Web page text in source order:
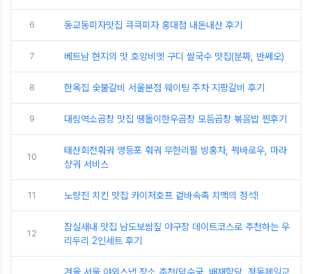
6 동교동피자맛집 큭큭피자 홍대점 내돈내산 후기
7 베트남 현지의 맛 호앙비엣 구디 쌀국수 맛집(분짜, 반쎄오)
8 한옥집 숯불갈비 서울본점 웨이팅 주차 지팡갈비 후기
9 대림역소곱창 맛집 땡돌이한우곱창 모듬곱창 볶음밥 찐후기
10
태산회전훠궈 영등포 훠궈 무한리필 빙홍차, 꿔바로우, 마라
샹궈 서비스
11 노량진 치킨 맛집 카이저호프 겉바속촉 치맥의 정석!
12
잠실새내 맛집 남도보쌈짚 야구장 데이트코스로 추천하는 우
리두리 2인세트 후기
겨울 서울 야외스냅 장소 추천(덕수궁, 배재학당, 정동제일교